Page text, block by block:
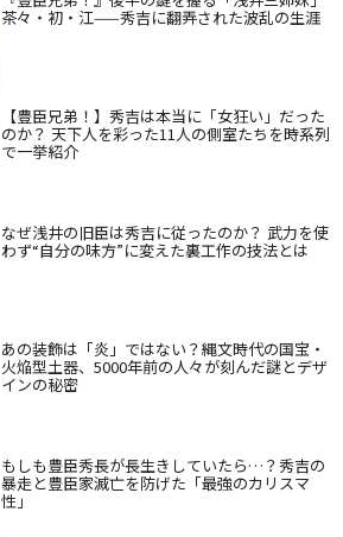
茶々・初・江——秀吉に翻弄された波乱の生涯
【豊臣兄弟！】秀吉は本当に「女狂い」だった
のか？ 天下人を彩った11人の側室たちを時系列
で一挙紹介
なぜ浅井の旧臣は秀吉に従ったのか？ 武力を使
わず“自分の味方”に変えた裏工作の技法とは
あの装飾は「炎」ではない？縄文時代の国宝・
火焔型土器、5000年前の人々が刻んだ謎とデザ
インの秘密
もしも豊臣秀長が長生きしていたら…？秀吉の
暴走と豊臣家滅亡を防げた「最強のカリスマ
性」